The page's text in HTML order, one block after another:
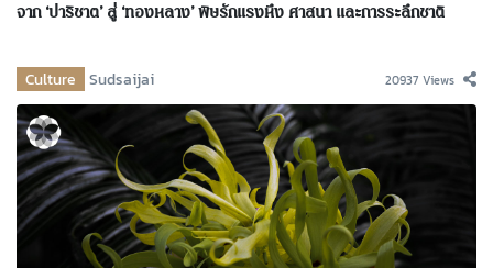
จาก ‘ปาริชาต’ สู่ ‘ทองหลาง’ พิษรักแรงหึง ศาสนา และการระลึกชาติ
Culture Sudsaijai 20937 Views